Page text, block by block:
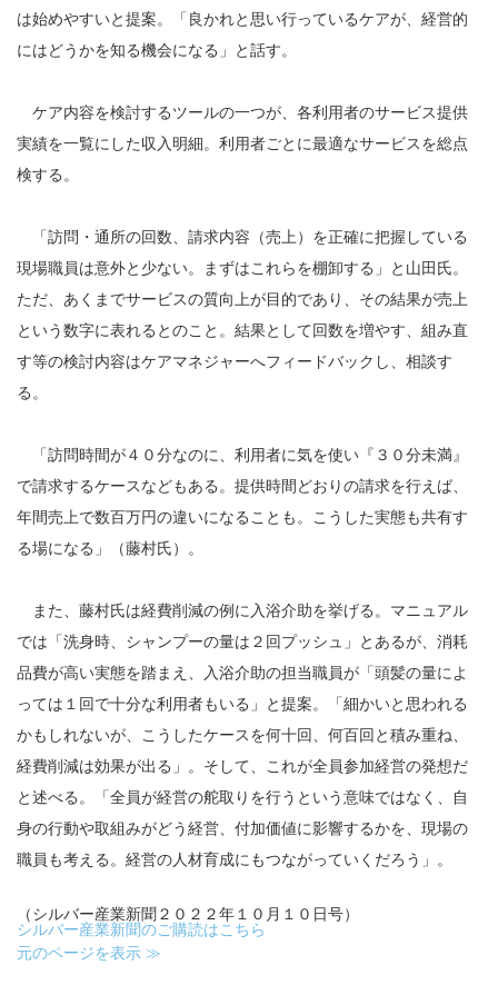
は始めやすいと提案。「良かれと思い行っているケアが、経営的
にはどうかを知る機会になる」と話す。
ケア内容を検討するツールの一つが、各利用者のサービス提供
実績を一覧にした収入明細。利用者ごとに最適なサービスを総点
検する。
「訪問・通所の回数、請求内容（売上）を正確に把握している
現場職員は意外と少ない。まずはこれらを棚卸する」と山田氏。
ただ、あくまでサービスの質向上が目的であり、その結果が売上
という数字に表れるとのこと。結果として回数を増やす、組み直
す等の検討内容はケアマネジャーへフィードバックし、相談す
る。
「訪問時間が４０分なのに、利用者に気を使い『３０分未満』
で請求するケースなどもある。提供時間どおりの請求を行えば、
年間売上で数百万円の違いになることも。こうした実態も共有す
る場になる」（藤村氏）。
また、藤村氏は経費削減の例に入浴介助を挙げる。マニュアル
では「洗身時、シャンプーの量は２回プッシュ」とあるが、消耗
品費が高い実態を踏まえ、入浴介助の担当職員が「頭髪の量によ
っては１回で十分な利用者もいる」と提案。「細かいと思われる
かもしれないが、こうしたケースを何十回、何百回と積み重ね、
経費削減は効果が出る」。そして、これが全員参加経営の発想だ
と述べる。「全員が経営の舵取りを行うという意味ではなく、自
身の行動や取組みがどう経営、付加価値に影響するかを、現場の
職員も考える。経営の人材育成にもつながっていくだろう」。
（シルバー産業新聞２０２２年１０月１０日号）
シルバー産業新聞のご購読はこちら
元のページを表示 ≫